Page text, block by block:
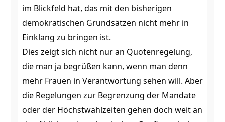
im Blickfeld hat, das mit den bisherigen
demokratischen Grundsätzen nicht mehr in
Einklang zu bringen ist.
Dies zeigt sich nicht nur an Quotenregelung,
die man ja begrüßen kann, wenn man denn
mehr Frauen in Verantwortung sehen will. Aber
die Regelungen zur Begrenzung der Mandate
oder der Höchstwahlzeiten gehen doch weit an